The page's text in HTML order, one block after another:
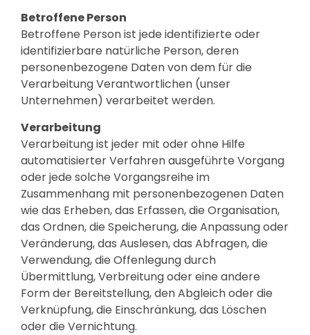
Betroffene Person
Betroffene Person ist jede identifizierte oder
identifizierbare natürliche Person, deren
personenbezogene Daten von dem für die
Verarbeitung Verantwortlichen (unser
Unternehmen) verarbeitet werden.
Verarbeitung
Verarbeitung ist jeder mit oder ohne Hilfe
automatisierter Verfahren ausgeführte Vorgang
oder jede solche Vorgangsreihe im
Zusammenhang mit personenbezogenen Daten
wie das Erheben, das Erfassen, die Organisation,
das Ordnen, die Speicherung, die Anpassung oder
Veränderung, das Auslesen, das Abfragen, die
Verwendung, die Offenlegung durch
Übermittlung, Verbreitung oder eine andere
Form der Bereitstellung, den Abgleich oder die
Verknüpfung, die Einschränkung, das Löschen
oder die Vernichtung.